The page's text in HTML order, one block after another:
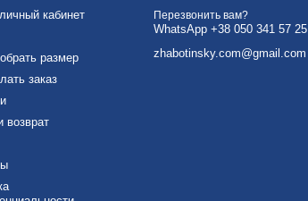
кабинет
размер
заказ
возврат
Перезвонить вам?
WhatsApp +38 050 341 57 25
zhabotinsky.com@gmail.com